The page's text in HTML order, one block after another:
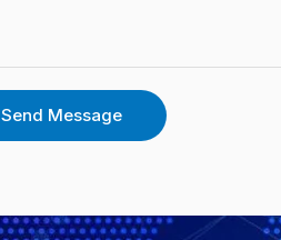
Send Message